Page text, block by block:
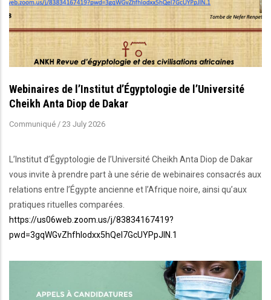
Webinaires de l’Institut d’Égyptologie de l’Université
Cheikh Anta Diop de Dakar
Communiqué / 23 July 2026
L’Institut d’Égyptologie de l’Université Cheikh Anta Diop de Dakar
vous invite à prendre part à une série de webinaires consacrés aux
relations entre l’Égypte ancienne et l’Afrique noire, ainsi qu’aux
pratiques rituelles comparées.
https://us06web.zoom.us/j/83834167419?
pwd=3gqWGvZhfhIodxx5hQel7GcUYPpJlN.1